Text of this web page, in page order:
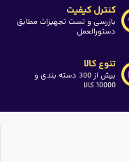
کنترل کیفیت
بازرسی و تست تجهیزات مطابق
دستورالعمل
تنوع کالا
بیش از 300 دسته بندی و
10000 کالا